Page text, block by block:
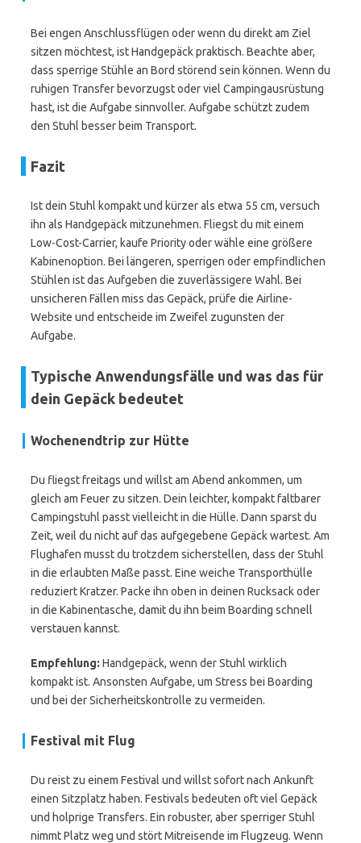
Bei engen Anschlussflügen oder wenn du direkt am Ziel
sitzen möchtest, ist Handgepäck praktisch. Beachte aber,
dass sperrige Stühle an Bord störend sein können. Wenn du
ruhigen Transfer bevorzugst oder viel Campingausrüstung
hast, ist die Aufgabe sinnvoller. Aufgabe schützt zudem
den Stuhl besser beim Transport.
Fazit
Ist dein Stuhl kompakt und kürzer als etwa 55 cm, versuch
ihn als Handgepäck mitzunehmen. Fliegst du mit einem
Low-Cost-Carrier, kaufe Priority oder wähle eine größere
Kabinenoption. Bei längeren, sperrigen oder empfindlichen
Stühlen ist das Aufgeben die zuverlässigere Wahl. Bei
unsicheren Fällen miss das Gepäck, prüfe die Airline-
Website und entscheide im Zweifel zugunsten der
Aufgabe.
Typische Anwendungsfälle und was das für
dein Gepäck bedeutet
Wochenendtrip zur Hütte
Du fliegst freitags und willst am Abend ankommen, um
gleich am Feuer zu sitzen. Dein leichter, kompakt faltbarer
Campingstuhl passt vielleicht in die Hülle. Dann sparst du
Zeit, weil du nicht auf das aufgegebene Gepäck wartest. Am
Flughafen musst du trotzdem sicherstellen, dass der Stuhl
in die erlaubten Maße passt. Eine weiche Transporthülle
reduziert Kratzer. Packe ihn oben in deinen Rucksack oder
in die Kabinentasche, damit du ihn beim Boarding schnell
verstauen kannst.
Empfehlung: Handgepäck, wenn der Stuhl wirklich
kompakt ist. Ansonsten Aufgabe, um Stress bei Boarding
und bei der Sicherheitskontrolle zu vermeiden.
Festival mit Flug
Du reist zu einem Festival und willst sofort nach Ankunft
einen Sitzplatz haben. Festivals bedeuten oft viel Gepäck
und holprige Transfers. Ein robuster, aber sperriger Stuhl
nimmt Platz weg und stört Mitreisende im Flugzeug. Wenn